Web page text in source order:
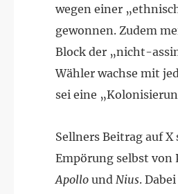
wegen einer
gewonnen. Zudem
Block der „nicht-
Wähler wachse mit
sei eine
Sellners Beitrag auf X
Empörung selbst von
Apollo und Nius.